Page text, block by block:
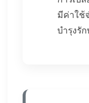
มีค่าใช้
บำรุงรั